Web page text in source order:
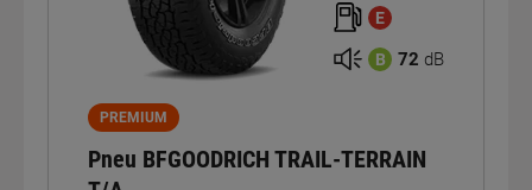
E
B 72 dB
PREMIUM
Pneu BFGOODRICH TRAIL-TERRAIN